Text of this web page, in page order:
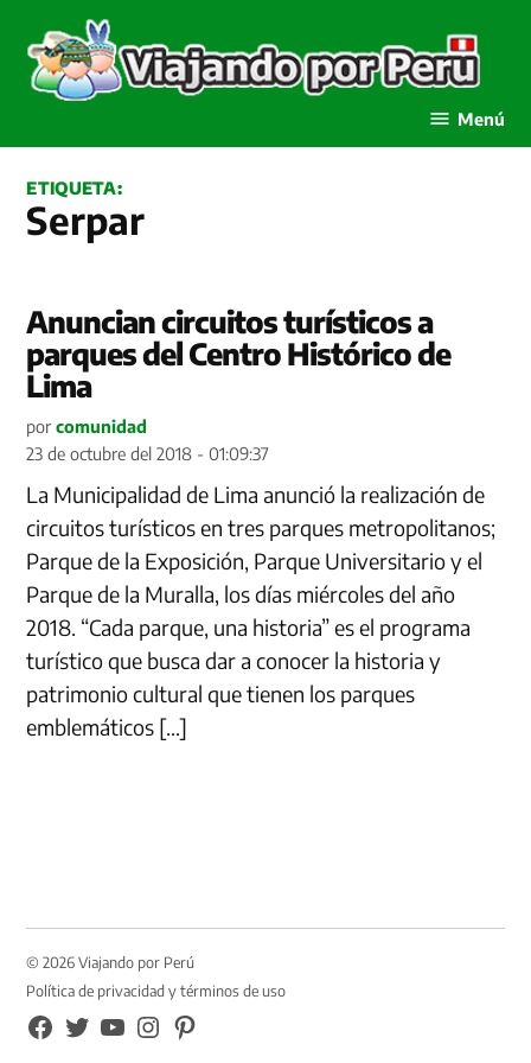
contenido
Menú
ETIQUETA:
Serpar
Anuncian circuitos turísticos a
parques del Centro Histórico de
Lima
por comunidad
23 de octubre del 2018 - 01:09:37
La Municipalidad de Lima anunció la realización de
circuitos turísticos en tres parques metropolitanos;
Parque de la Exposición, Parque Universitario y el
Parque de la Muralla, los días miércoles del año
2018. “Cada parque, una historia” es el programa
turístico que busca dar a conocer la historia y
patrimonio cultural que tienen los parques
emblemáticos […]
© 2026 Viajando por Perú
Política de privacidad y términos de uso
FB
TW YouTubeInstagramPinterest